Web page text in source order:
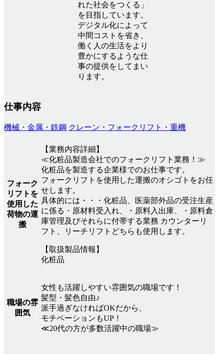
れた社会をつくる」
を目指しています。
デジタル化によって
中間コストを省き、
働く人の生活をより
豊かにするような仕
事の提供をしてまい
ります。
仕事内容
機械・金属・鉄鋼 クレーン・フォークリフト・重機
フォーク
リフトを
使用した
荷物の運
搬
【業務内容詳細】
≪化粧品製造会社でのフォークリフト業務！≫
化粧品を製造する企業様でのお仕事です。
フォークリフトを使用した運搬のオシゴトをお任
せします。
具体的には・・・化粧品、医薬部外品の受注生産
に係る・原材料受入れ、・原料入出庫、・原料倉
庫管理及びそれらに付帯する業務 カウンターリ
フト、リーチリフトどちらも使用します。
【取扱製品情報】
化粧品
職場の雰
囲気
女性も活躍しやすい雰囲気の職場です！
髪型・髪色自由♪
派手過ぎなければOKだから、
モチベーションもUP！
≪20代の方が多数活躍中の職場≫